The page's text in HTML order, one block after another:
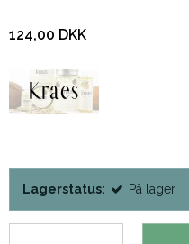
124,00 DKK
Lagerstatus: På lager